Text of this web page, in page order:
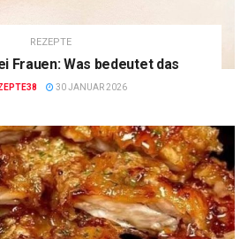
REZEPTE
Frauen: Was bedeutet das
30 JANUAR 2026